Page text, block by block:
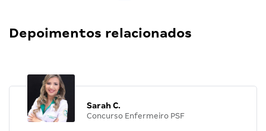
Depoimentos relacionados
Sarah C.
Concurso Enfermeiro PSF